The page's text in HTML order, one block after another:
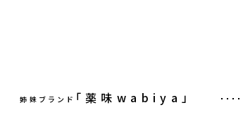
姉妹ブランド 「薬味wabiya」